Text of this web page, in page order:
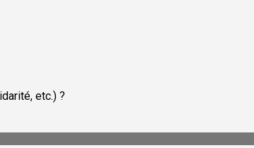
etc.) ?